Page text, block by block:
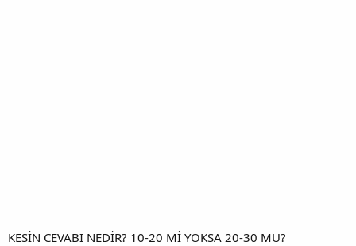
KESİN CEVABI NEDİR? 10-20 Mİ YOKSA 20-30 MU?